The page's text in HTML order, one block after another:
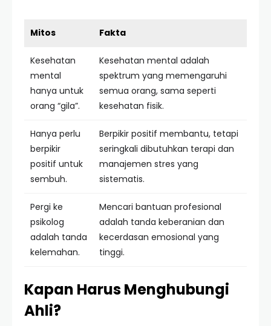
Mitos Fakta
Kesehatan
mental
hanya untuk
orang “gila”.
Kesehatan mental adalah
spektrum yang memengaruhi
semua orang, sama seperti
kesehatan fisik.
Hanya perlu
berpikir
positif untuk
sembuh.
Berpikir positif membantu, tetapi
seringkali dibutuhkan terapi dan
manajemen stres yang
sistematis.
Pergi ke
psikolog
adalah tanda
kelemahan.
Mencari bantuan profesional
adalah tanda keberanian dan
kecerdasan emosional yang
tinggi.
Kapan Harus Menghubungi
Ahli?